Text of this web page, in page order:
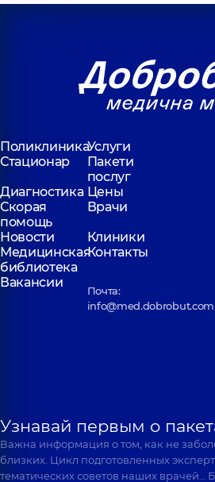
ПоликлиникаУслуги
Стационар
Пакети
послуг
Диагностика Цены
Скорая
помощь
Врачи
Новости
Клиники
Медицинская
библиотека
Контакты
Вакансии
Почта:
info@med.dobrobut.com
Узнавай первым о
Важна информация о том, как не
близких. Цикл подготовленных
тематических советов наших врачей…